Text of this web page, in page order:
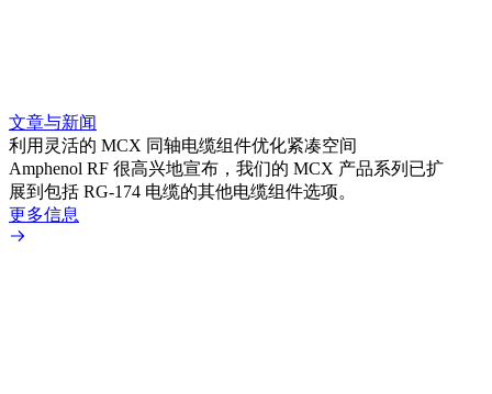
文章与新闻
利用灵活的 MCX 同轴电缆组件优化紧凑空间
Amphenol RF 很高兴地宣布，我们的 MCX 产品系列已扩
展到包括 RG-174 电缆的其他电缆组件选项。
更多信息